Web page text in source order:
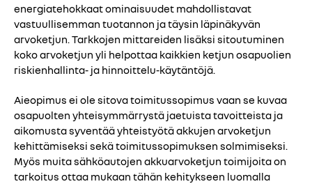
energiatehokkaat ominaisuudet mahdollistavat
vastuullisemman tuotannon ja täysin läpinäkyvän
arvoketjun. Tarkkojen mittareiden lisäksi sitoutuminen
koko arvoketjun yli helpottaa kaikkien ketjun osapuolien
riskienhallinta- ja hinnoittelu-käytäntöjä.
Aieopimus ei ole sitova toimitussopimus vaan se kuvaa
osapuolten yhteisymmärrystä jaetuista tavoitteista ja
aikomusta syventää yhteistyötä akkujen arvoketjun
kehittämiseksi sekä toimitussopimuksen solmimiseksi.
Myös muita sähköautojen akkuarvoketjun toimijoita on
tarkoitus ottaa mukaan tähän kehitykseen luomalla